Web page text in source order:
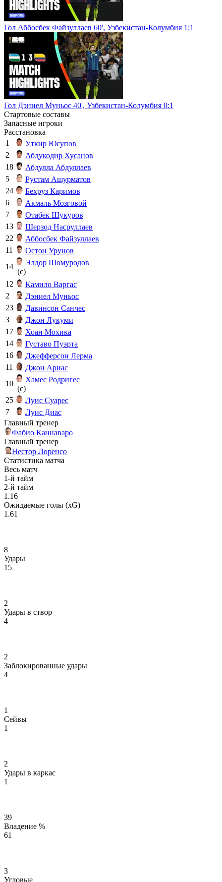
Гол Аббосбек Файзуллаев 60', Узбекистан-Колумбия 1:1
Гол Дэниел Муньос 40', Узбекистан-Колумбия 0:1
Стартовые составы
Запасные игроки
Расстановка
1
Уткир Юсупов
2
Абдукодир Хусанов
18
Абдулла Абдуллаев
5
Рустам Ашурматов
24
Бехруз Каримов
6
Акмаль Мозговой
7
Отабек Шукуров
13
Шерзод Насруллаев
22
Аббосбек Файзуллаев
11
Остон Урунов
14
Элдор Шомуродов
(c)
12
Камило Варгас
2
Дэниел Муньос
23
Давинсон Санчес
3
Джон Лукуми
17
Хоан Мохика
14
Густаво Пуэрта
16
Джефферсон Лерма
11
Джон Ариас
10
Хамес Родригес
(c)
25
Луис Суарес
7
Луис Диас
Главный тренер
Фабио Каннаваро
Главный тренер
Нестор Лоренсо
Статистика матча
Весь матч
1-й тайм
2-й тайм
1.16
Ожидаемые голы (xG)
1.61
8
Удары
15
2
Удары в створ
4
2
Заблокированные удары
4
1
Сейвы
1
2
Удары в каркас
1
39
Владение %
61
3
Угловые